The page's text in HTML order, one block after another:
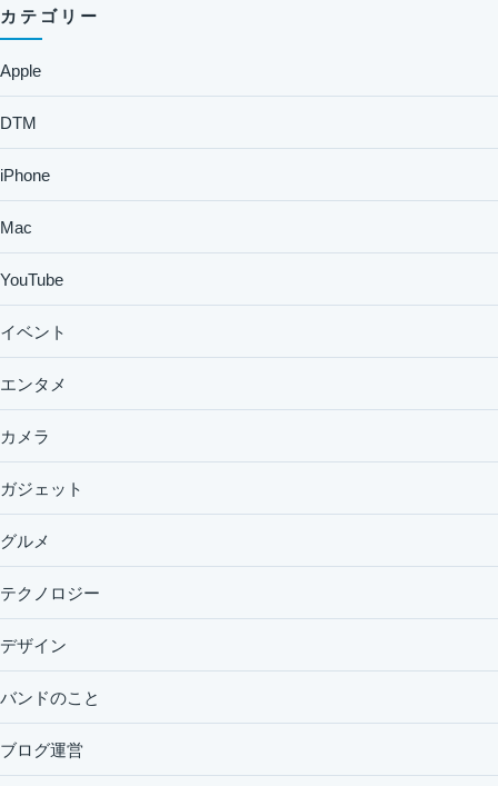
カテゴリー
Apple
DTM
iPhone
Mac
YouTube
イベント
エンタメ
カメラ
ガジェット
グルメ
テクノロジー
デザイン
バンドのこと
ブログ運営